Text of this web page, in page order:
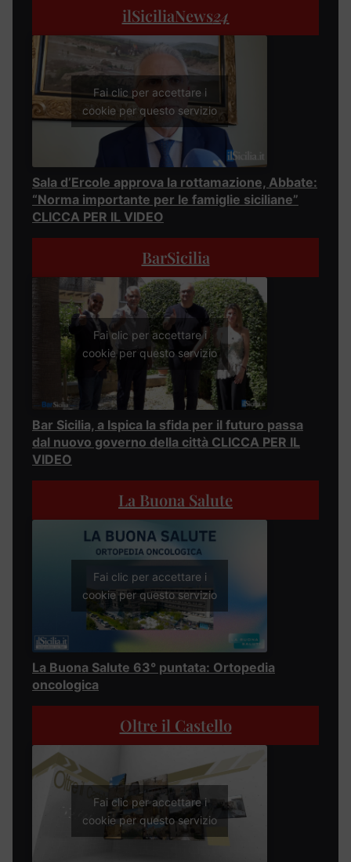
ilSiciliaNews24
Fai clic per accettare i
cookie per questo servizio
Sala d’Ercole approva la rottamazione, Abbate:
“Norma importante per le famiglie siciliane”
CLICCA PER IL VIDEO
BarSicilia
Fai clic per accettare i
cookie per questo servizio
Bar Sicilia, a Ispica la sfida per il futuro passa
dal nuovo governo della città CLICCA PER IL
VIDEO
La Buona Salute
Fai clic per accettare i
cookie per questo servizio
La Buona Salute 63° puntata: Ortopedia
oncologica
Oltre il Castello
Fai clic per accettare i
cookie per questo servizio